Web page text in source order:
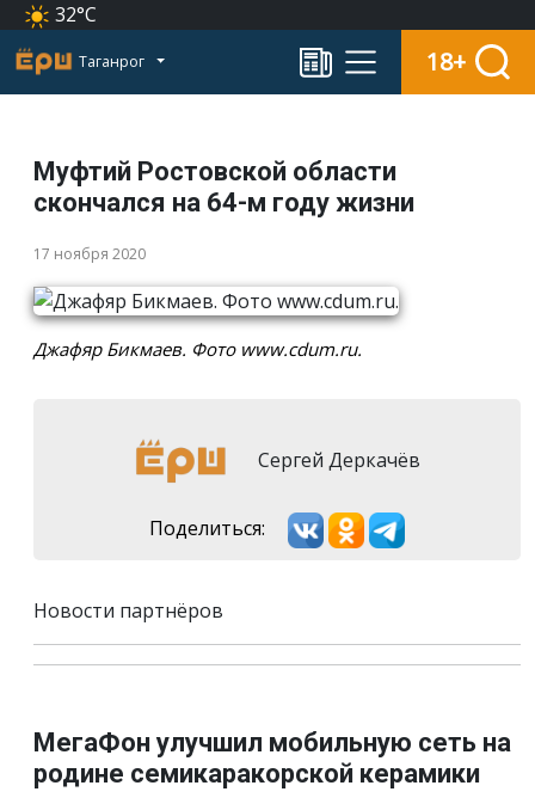
32°C
Таганрог 18+
Муфтий Ростовской области
скончался на 64-м году жизни
17 ноября 2020
Джафяр Бикмаев. Фото www.cdum.ru.
Сергей Деркачёв
Поделиться:
Новости партнёров
МегаФон улучшил мобильную сеть на
родине семикаракорской керамики